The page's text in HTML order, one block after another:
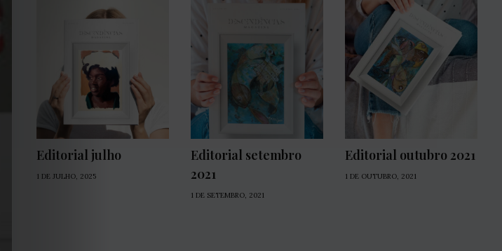
Cookies
Editorial julho
1 DE JULHO, 2025
Editorial setembro
2021
1 DE SETEMBRO, 2021
Editorial outubro 2021
1 DE OUTUBRO, 2021